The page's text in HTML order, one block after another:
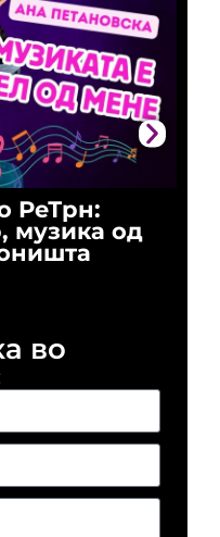
РеТрн:
музика од
во